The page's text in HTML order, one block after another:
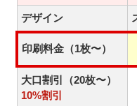
デザイン
印刷料金（1枚〜）
大口割引（20枚〜）
10%割引